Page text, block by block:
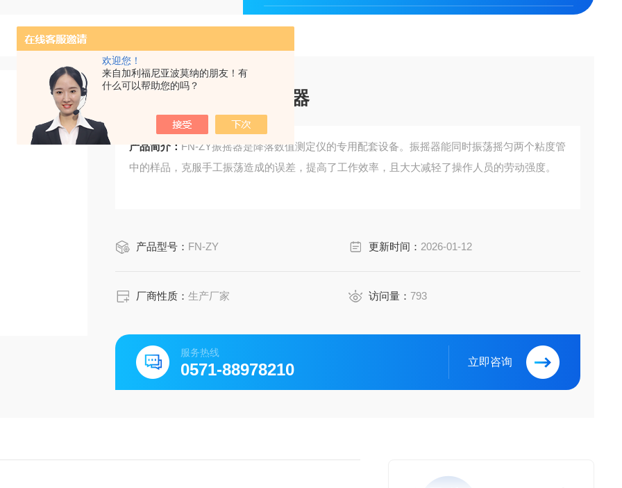
欢迎您！
来自加利福尼亚波莫纳的朋友！有
什么可以帮助您的吗？
降落数值测定仪振摇器
产品简介： FN-ZY振摇器是降落数值测定仪的专用配套设备。振摇器能同时振荡摇匀两个粘度管
中的样品，克服手工振荡造成的误差，提高了工作效率，且大大减轻了操作人员的劳动强度。
产品型号： FN-ZY 更新时间： 2026-01-12
厂商性质：生产厂家 访问量： 793
服务热线
0571-88978210 立即咨询